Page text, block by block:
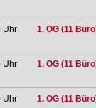
Uhr 1. OG (11
Uhr 1. OG (11
Uhr 1. OG (11